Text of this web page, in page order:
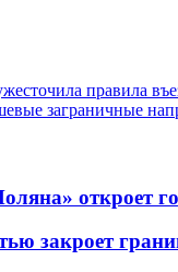
правила
заграничные
откроет
закроет